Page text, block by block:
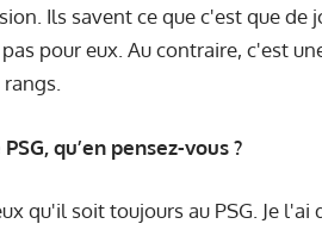
Ils savent ce que c'est que de
pour eux. Au contraire, c'est
rangs.
qu’en pensez-vous ?
qu'il soit toujours au PSG. Je l'ai